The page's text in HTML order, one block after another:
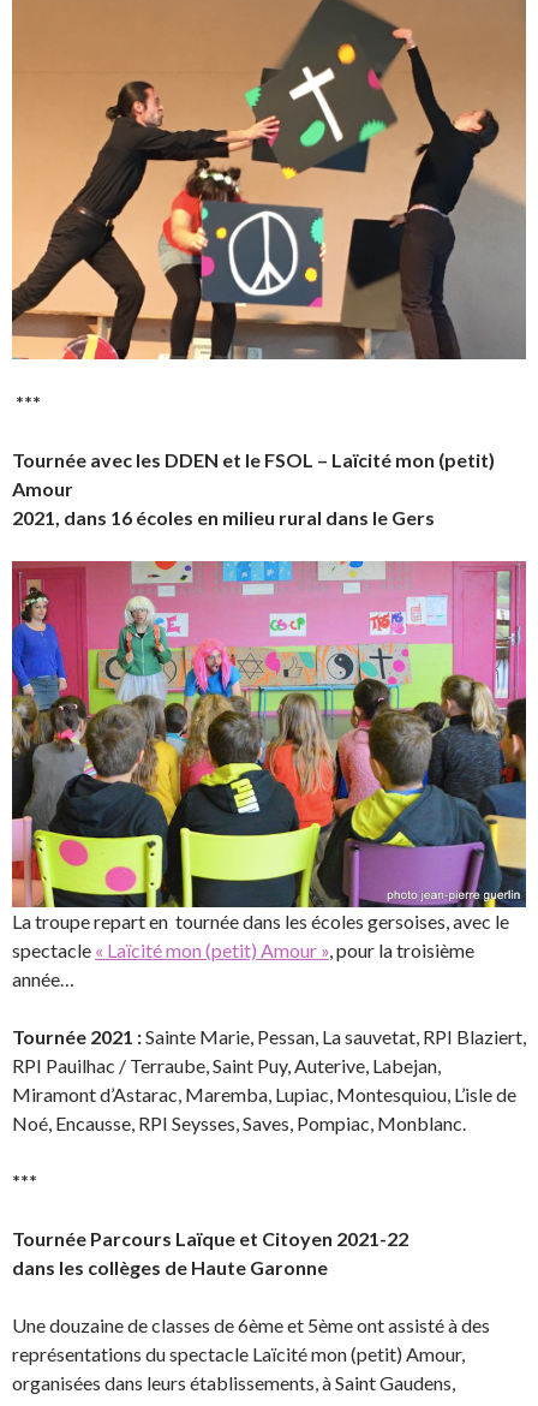
***
Tournée avec les DDEN et le FSOL – Laïcité mon (petit)
Amour
2021, dans 16 écoles en milieu rural dans le Gers
La troupe repart en tournée dans les écoles gersoises, avec le
spectacle « Laïcité mon (petit) Amour », pour la troisième
année…
Tournée 2021 :Sainte Marie, Pessan, La sauvetat, RPI Blaziert,
RPI Pauilhac / Terraube, Saint Puy, Auterive, Labejan,
Miramont d’Astarac, Maremba, Lupiac, Montesquiou, L’isle de
Noé, Encausse, RPI Seysses, Saves, Pompiac, Monblanc.
***
Tournée Parcours Laïque et Citoyen 2021-22
dans les collèges de Haute Garonne
Une douzaine de classes de 6ème et 5ème ont assisté à des
représentations du spectacle Laïcité mon (petit) Amour,
organisées dans leurs établissements, à Saint Gaudens,